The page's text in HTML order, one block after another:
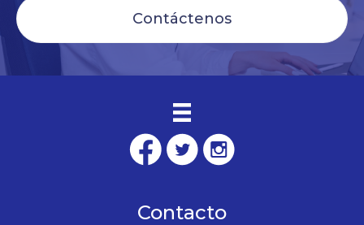
Contáctenos
Contacto